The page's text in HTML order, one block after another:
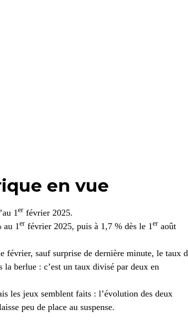
en vue
1 er février 2025.
au 1 er février 2025, puis à 1,7 % dès le 1 er août
février, sauf surprise de dernière minute, le taux
berlue : c’est un taux divisé par deux en
les jeux semblent faits : l’évolution des deux
peu de place au suspense.